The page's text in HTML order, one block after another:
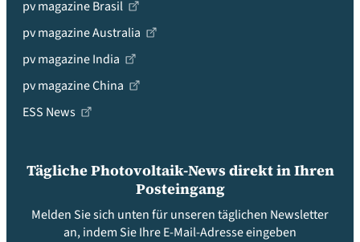
pv magazine Brasil
pv magazine Australia
pv magazine India
pv magazine China
ESS News
Tägliche Photovoltaik-News direkt in Ihren
Posteingang
Melden Sie sich unten für unseren täglichen Newsletter
an, indem Sie Ihre E-Mail-Adresse eingeben